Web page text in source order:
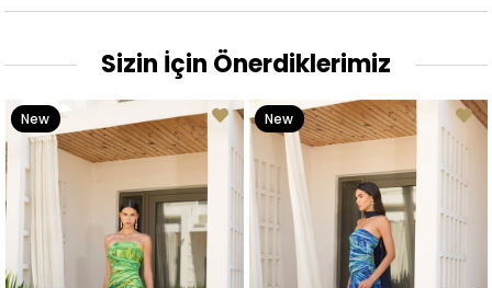
Sizin İçin Önerdiklerimiz
New
Item
New
Item